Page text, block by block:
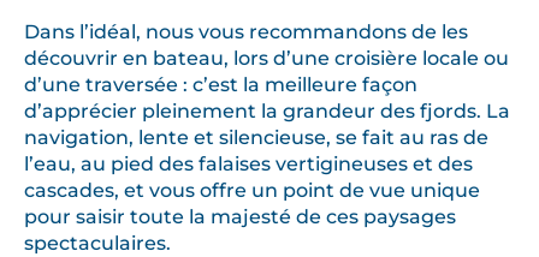
Dans l’idéal, nous vous recommandons de les
découvrir en bateau, lors d’une croisière locale ou
d’une traversée : c’est la meilleure façon
d’apprécier pleinement la grandeur des fjords. La
navigation, lente et silencieuse, se fait au ras de
l’eau, au pied des falaises vertigineuses et des
cascades, et vous offre un point de vue unique
pour saisir toute la majesté de ces paysages
spectaculaires.